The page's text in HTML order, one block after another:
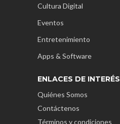
Cultura Digital
Eventos
Entretenimiento
Apps & Software
ENLACES DE INTERÉS
Quiénes Somos
Contáctenos
Términos y condiciones